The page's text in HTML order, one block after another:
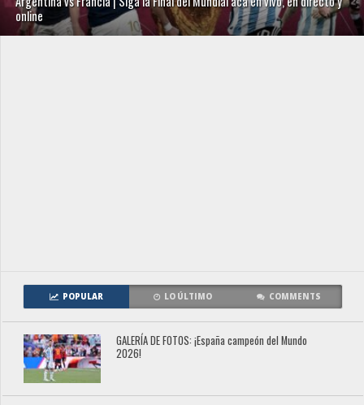
online
POPULAR LO ÚLTIMO COMMENTS
GALERÍA DE FOTOS: ¡España campeón del Mundo
2026!